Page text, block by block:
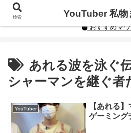
YouTuberや人気インフルエンサー
おすすめマ
あれる波を泳ぐ
シャーマンを継ぐ者
YouTuber
【あれる
ゲーミング
検索 YouTuber 私物